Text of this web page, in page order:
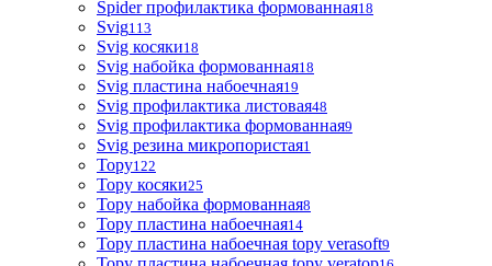
Spider профилактика формованная18
Svig113
Svig косяки18
Svig набойка формованная18
Svig пластина набоечная19
Svig профилактика листовая48
Svig профилактика формованная9
Svig резина микропористая1
Topy122
Topy косяки25
Topy набойка формованная8
Topy пластина набоечная14
Topy пластина набоечная topy verasoft9